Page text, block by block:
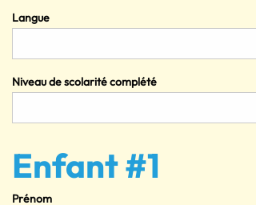
Langue
Niveau de scolarité complété
Enfant #1
Prénom